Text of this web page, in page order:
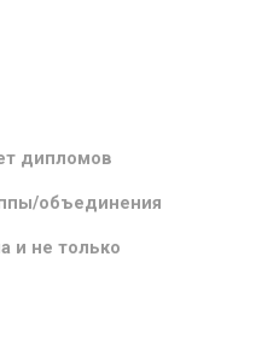
дипломов
объединения
и не только